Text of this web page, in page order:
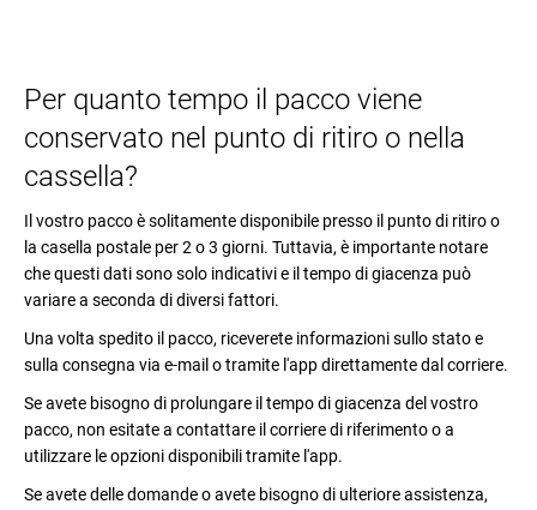
Per quanto tempo il pacco viene
conservato nel punto di ritiro o nella
cassella?
Il vostro pacco è solitamente disponibile presso il punto di ritiro o
la casella postale per 2 o 3 giorni. Tuttavia, è importante notare
che questi dati sono solo indicativi e il tempo di giacenza può
variare a seconda di diversi fattori.
Una volta spedito il pacco, riceverete informazioni sullo stato e
sulla consegna via e-mail o tramite l'app direttamente dal corriere.
Se avete bisogno di prolungare il tempo di giacenza del vostro
pacco, non esitate a contattare il corriere di riferimento o a
utilizzare le opzioni disponibili tramite l'app.
Se avete delle domande o avete bisogno di ulteriore assistenza,